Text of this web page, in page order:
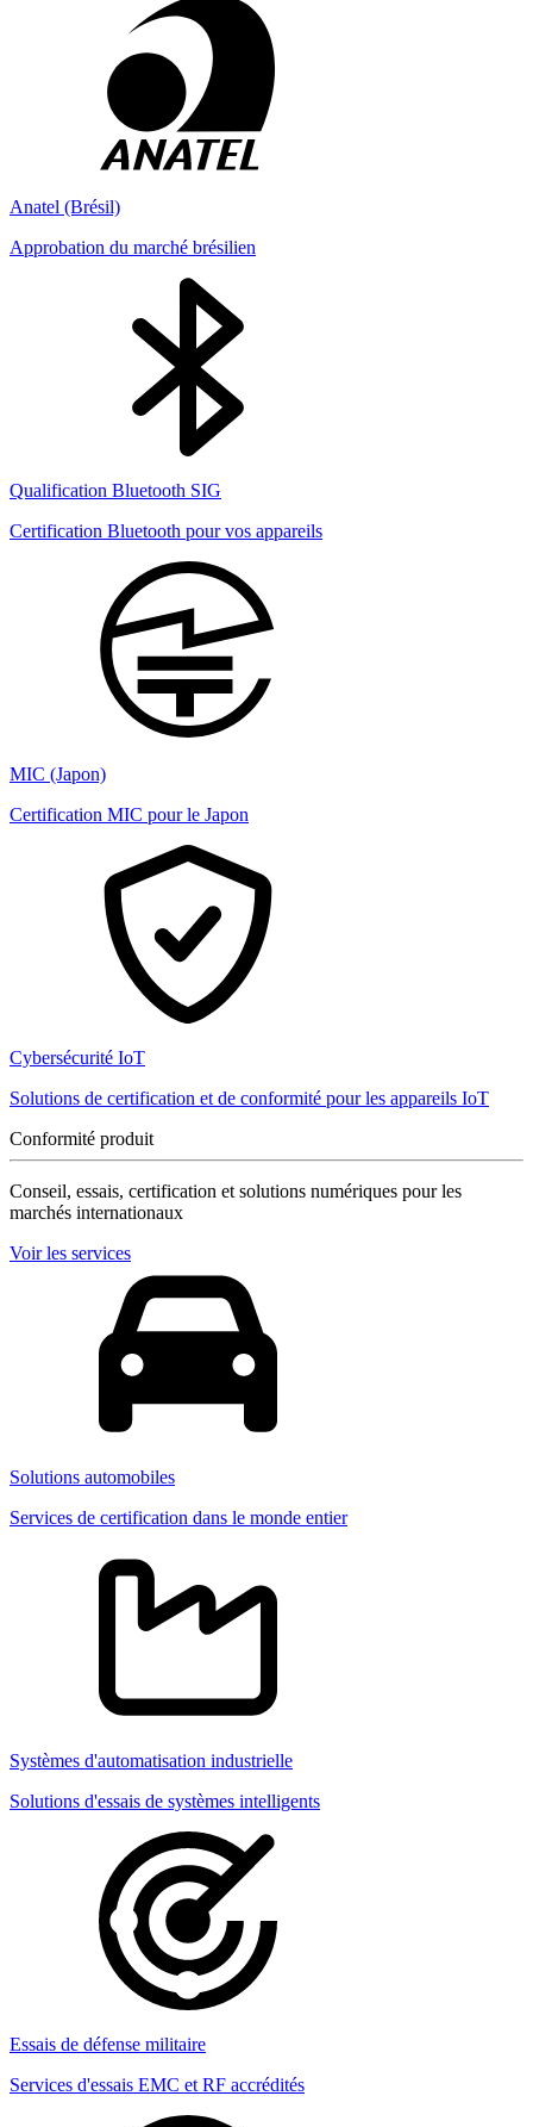
Anatel (Brésil)
Approbation du marché brésilien
Qualification Bluetooth SIG
Certification Bluetooth pour vos appareils
MIC (Japon)
Certification MIC pour le Japon
Cybersécurité IoT
Solutions de certification et de conformité pour les appareils IoT
Conformité produit
Conseil, essais, certification et solutions numériques pour les
marchés internationaux
Voir les services
Solutions automobiles
Services de certification dans le monde entier
Systèmes d'automatisation industrielle
Solutions d'essais de systèmes intelligents
Essais de défense militaire
Services d'essais EMC et RF accrédités